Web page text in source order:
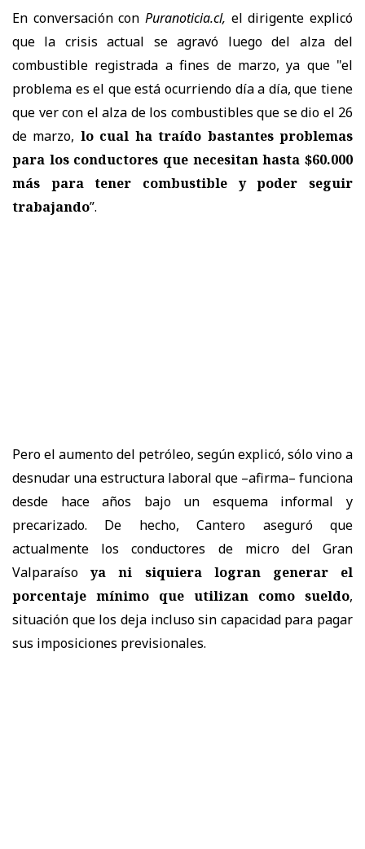
En conversación con Puranoticia.cl, el dirigente explicó
que la crisis actual se agravó luego del alza del
combustible registrada a fines de marzo, ya que "el
problema es el que está ocurriendo día a día, que tiene
que ver con el alza de los combustibles que se dio el 26
de marzo, lo cual ha traído bastantes problemas
para los conductores que necesitan hasta $60.000
más para tener combustible y poder seguir
trabajando”.
Pero el aumento del petróleo, según explicó, sólo vino a
desnudar una estructura laboral que –afirma– funciona
desde hace años bajo un esquema informal y
precarizado. De hecho, Cantero aseguró que
actualmente los conductores de micro del Gran
Valparaísoya ni siquiera logran generar el
porcentaje mínimo que utilizan como sueldo,
situación que los deja incluso sin capacidad para pagar
sus imposiciones previsionales.